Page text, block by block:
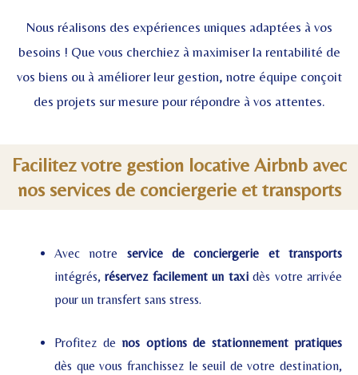
Nous réalisons des expériences uniques adaptées à vos
besoins ! Que vous cherchiez à maximiser la rentabilité de
vos biens ou à améliorer leur gestion, notre équipe conçoit
des projets sur mesure pour répondre à vos attentes.
Facilitez votre gestion locative Airbnb avec
nos services de conciergerie et transports
Avec notre service de conciergerie et transports
intégrés,réservez facilement un taxidès votre arrivée
pour un transfert sans stress.
Profitez de nos options de stationnement pratiques
dès que vous franchissez le seuil de votre destination,